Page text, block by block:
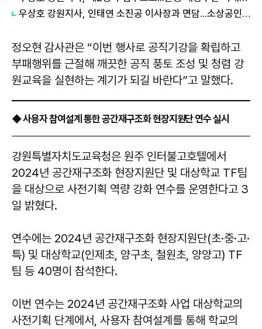
우상호 강원지사, 인태연 소진공 이사장과 면담...소상공인·전통시장 지원 협력체계 구축
정오현 감사관은 “이번 행사로 공직기강을 확립하고
부패행위를 근절해 깨끗한 공직 풍토 조성 및 청렴 강
원교육을 실현하는 계기가 되길 바란다”고 말했다.
◆ 사용자 참여설계 통한 공간재구조화 현장지원단 연수 실시
강원특별자치도교육청은 원주 인터불고호텔에서
2024년 공간재구조화 현장지원단 및 대상학교 TF팀
을 대상으로 사전기획 역량 강화 연수를 운영한다고 3
일 밝혔다.
연수에는 2024년 공간재구조화 현장지원단(초·중·고·
특) 및 대상학교(인제초, 양구초, 철원초, 양양고) TF
팀 등 40명이 참석한다.
이번 연수는 2024년 공간재구조화 사업 대상학교의
사전기획 단계에서, 사용자 참여설계를 통해 학교의